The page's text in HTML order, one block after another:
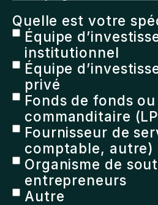
Quelle est votre
Équipe
institutionnel
Équipe
privé
Fonds de fonds ou
commanditaire
Fournisseur de
comptable, autre)
Organisme de
entrepreneurs
Autre